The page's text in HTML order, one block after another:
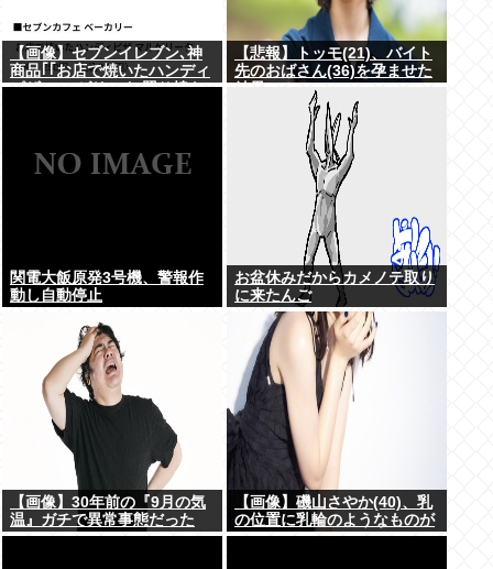
【画像】セブンイレブン､神
商品｢｢お店で焼いたハンディ
ピザ マルゲリータ/照り焼き
【悲報】トッモ(21)、バイト
先のおばさん(36)を孕ませた
関電大飯原発3号機、警報作
動し自動停止
お盆休みだからカメノテ取り
に来たんご
【画像】30年前の『9月の気
温』ガチで異常事態だった
www
【画像】磯山さやか(40)、乳
の位置に乳輪のようなものが
www